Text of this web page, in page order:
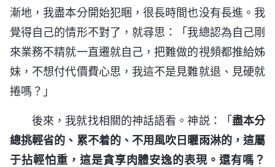
漸地，我盡本分開始犯睏，很長時間也没有長進。我
覺得自己的情形不對了，就尋思：「我總認為自己剛
來業務不精就一直遷就自己，把難做的視頻都推給姊
妹，不想付代價費心思，我這不是見難就退、見硬就
捲嗎？」
後來，我就找相關的神話語看。神説：「盡本分
總挑輕省的、累不着的、不用風吹日曬雨淋的，這屬
于拈輕怕重，這是貪享肉體安逸的表現。還有嗎？